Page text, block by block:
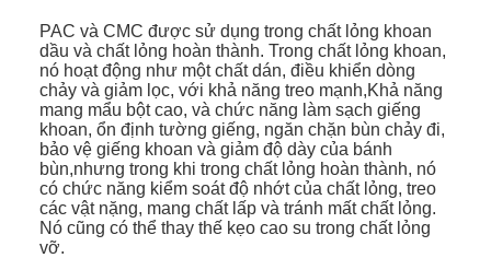
PAC và CMC được sử dụng trong chất lỏng khoan
dầu và chất lỏng hoàn thành. Trong chất lỏng khoan,
nó hoạt động như một chất dán, điều khiển dòng
chảy và giảm lọc, với khả năng treo mạnh,Khả năng
mang mẩu bột cao, và chức năng làm sạch giếng
khoan, ổn định tường giếng, ngăn chặn bùn chảy đi,
bảo vệ giếng khoan và giảm độ dày của bánh
bùn,nhưng trong khi trong chất lỏng hoàn thành, nó
có chức năng kiểm soát độ nhớt của chất lỏng, treo
các vật nặng, mang chất lấp và tránh mất chất lỏng.
Nó cũng có thể thay thế kẹo cao su trong chất lỏng
vỡ.